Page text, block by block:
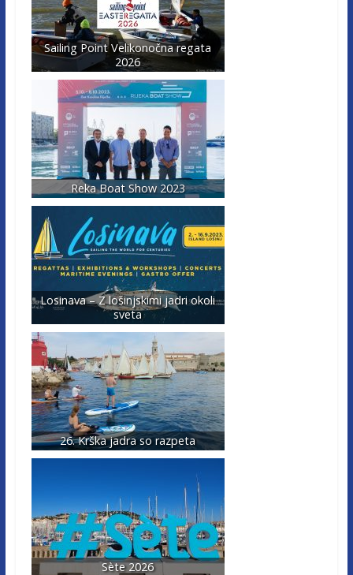
Sailing Point Velikonočna regata
2026
Reka Boat Show 2023
Losinava – Z lošinjskimi jadri okoli
sveta
26. Krška jadra so razpeta
Sète 2026